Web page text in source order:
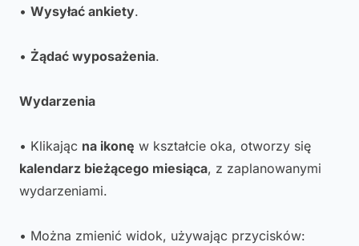
• Wysyłać ankiety.
• Żądać wyposażenia.
Wydarzenia
• Klikając na ikonę w kształcie oka, otworzy się
kalendarz bieżącego miesiąca, z zaplanowanymi
wydarzeniami.
• Można zmienić widok, używając przycisków: